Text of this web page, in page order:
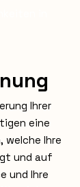
Ihrer
eine
welche Ihre
und auf
und Ihre